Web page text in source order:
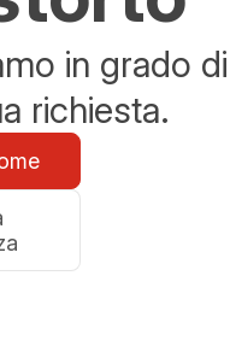
in grado di
richiesta.